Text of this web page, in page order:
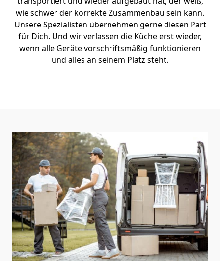
wie schwer der korrekte Zusammenbau sein kann.
Unsere Spezialisten übernehmen gerne diesen Part
für Dich. Und wir verlassen die Küche erst wieder,
wenn alle Geräte vorschriftsmäßig funktionieren
und alles an seinem Platz steht.